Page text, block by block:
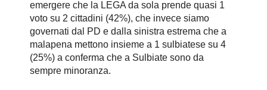
emergere che la LEGA da sola prende quasi 1
voto su 2 cittadini (42%), che invece siamo
governati dal PD e dalla sinistra estrema che a
malapena mettono insieme a 1 sulbiatese su 4
(25%) a conferma che a Sulbiate sono da
sempre minoranza.